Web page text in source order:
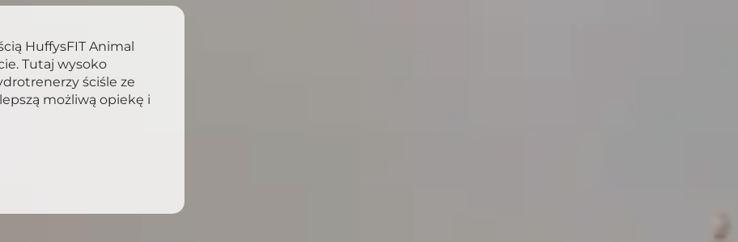
HuffysFIT Animal
Tutaj wysoko
ściśle ze
możliwą opiekę i